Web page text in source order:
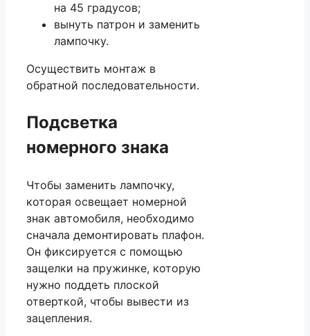
на 45 градусов;
вынуть патрон и заменить
лампочку.
Осуществить монтаж в
обратной последовательности.
Подсветка
номерного знака
Чтобы заменить лампочку,
которая освещает номерной
знак автомобиля, необходимо
сначала демонтировать плафон.
Он фиксируется с помощью
защелки на пружинке, которую
нужно поддеть плоской
отверткой, чтобы вывести из
зацепления.